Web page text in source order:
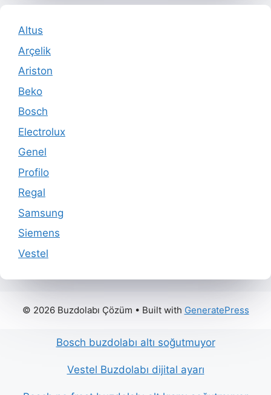
Altus
Arçelik
Ariston
Beko
Bosch
Electrolux
Genel
Profilo
Regal
Samsung
Siemens
Vestel
© 2026 Buzdolabı Çözüm • Built with GeneratePress
Bosch buzdolabı altı soğutmuyor
Vestel Buzdolabı dijital ayarı